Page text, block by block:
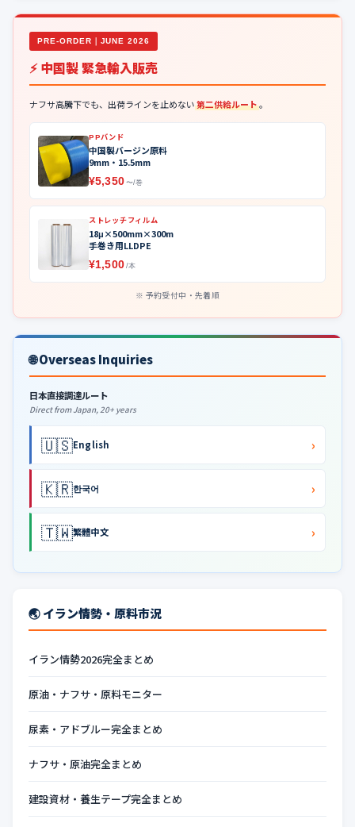
PRE-ORDER｜JUNE 2026
⚡ 中国製 緊急輸入販売
ナフサ高騰下でも、出荷ラインを止めない第二供給ルート。
PPバンド
中国製バージン原料
9mm・15.5mm
¥5,350 〜/巻
ストレッチフィルム
18μ×500mm×300m
手巻き用LLDPE
¥1,500 /本
予約受付中・先着順
🌐 Overseas Inquiries
日本直接調達ルート
Direct from Japan, 20+ years
🇺🇸English ›
🇰🇷한국어 ›
🇹🇼繁體中文 ›
🌏 イラン情勢・原料市況
イラン情勢2026完全まとめ
原油・ナフサ・原料モニター
尿素・アドブルー完全まとめ
ナフサ・原油完全まとめ
建設資材・養生テープ完全まとめ